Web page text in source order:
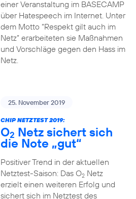
einer Veranstaltung im BASECAMP
über Hatespeech im Internet. Unter
dem Motto “Respekt gilt auch im
Netz” erarbeiteten sie Maßnahmen
und Vorschläge gegen den Hass im
Netz.
25. November 2019
CHIP NETZTEST 2019:
O2 Netz sichert sich
die Note „gut“
Positiver Trend in der aktuellen
Netztest-Saison: Das O2Netz
erzielt einen weiteren Erfolg und
sichert sich im Netztest des